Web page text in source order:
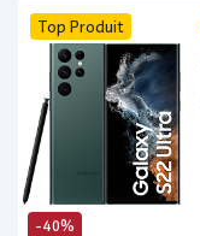
-40%
Top Produit